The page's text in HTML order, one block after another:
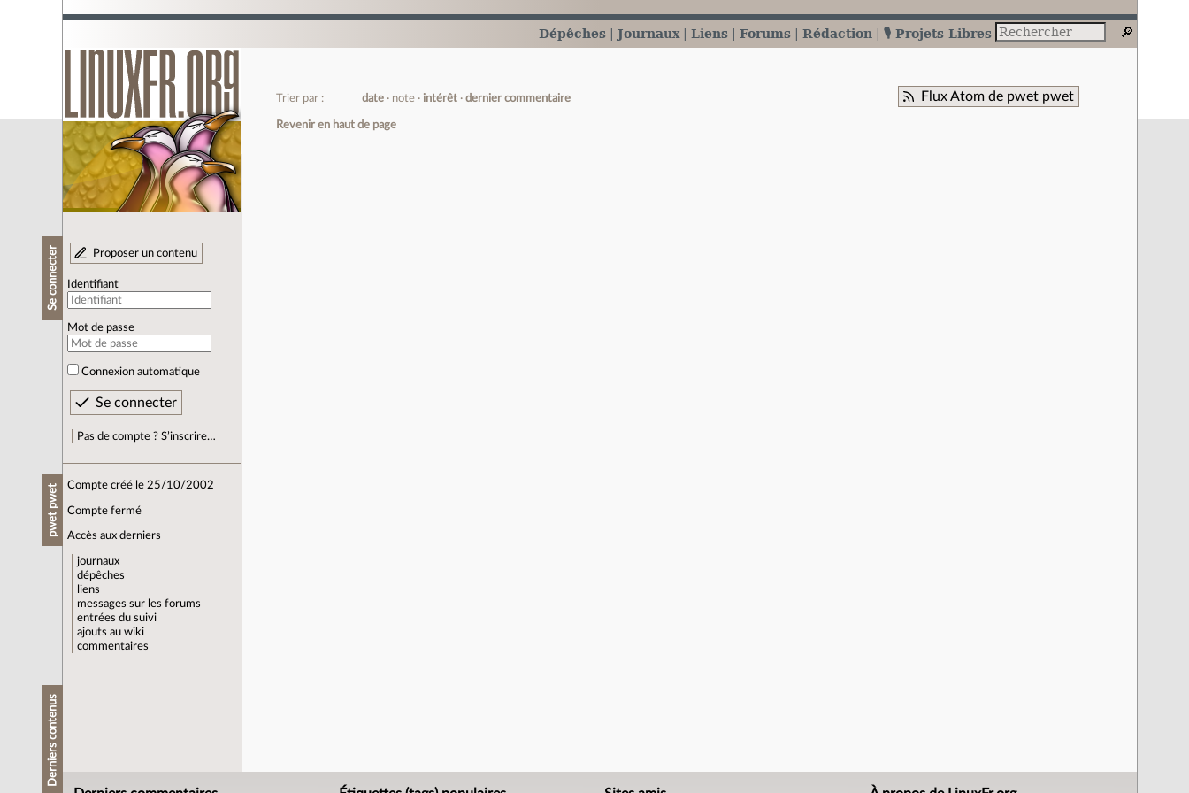
Dépêches Journaux Liens Forums Rédaction 🎙️ Projets Libres
Se connecter Proposer un contenu
Identifiant
Mot de passe
Connexion automatique
Pas de compte ? S’inscrire…
pwet pwet Compte créé le 25/10/2002
Compte fermé
Accès aux derniers
journaux
dépêches
liens
messages sur les forums
entrées du suivi
ajouts au wiki
commentaires
Derniers contenus
Flux Atom de pwet pwet
Trier par : date note intérêt dernier commentaire
Revenir en haut de page